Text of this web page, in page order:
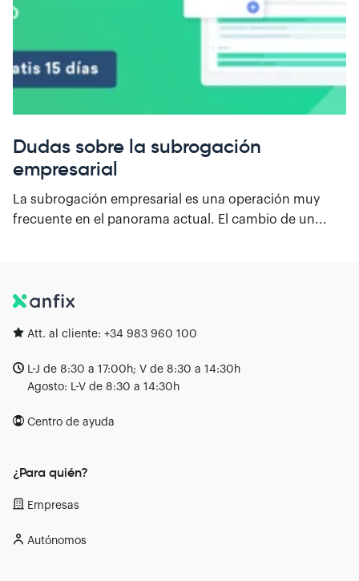
Dudas sobre la subrogación
empresarial
La subrogación empresarial es una operación muy
frecuente en el panorama actual. El cambio de un...
Att. al cliente: +34 983 960 100
L-J de 8:30 a 17:00h; V de 8:30 a 14:30h
Agosto: L-V de 8:30 a 14:30h
Centro de ayuda
¿Para quién?
Empresas
Autónomos